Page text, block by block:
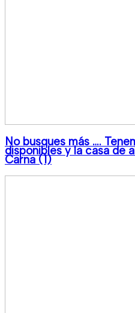
No busques más ….
disponibles y la casa de
Carna (1)